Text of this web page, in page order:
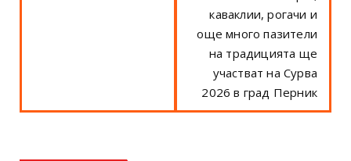
каваклии, рогачи и
още много пазители
на традицията ще
участват на Сурва
2026 в град Перник